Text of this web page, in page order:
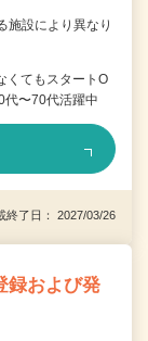
施設により異なり
てもスタートO
〜70代活躍中
了日： 2027/03/26
録および発